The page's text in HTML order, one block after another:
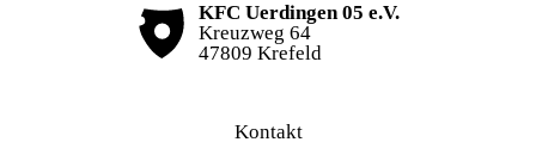
KFC Uerdingen 05 e.V.
Kreuzweg 64
47809 Krefeld
Kontakt